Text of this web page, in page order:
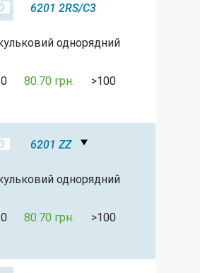
6201 2RS/C3
однорядний
80.70 грн. >100
6201 ZZ
однорядний
80.70 грн. >100